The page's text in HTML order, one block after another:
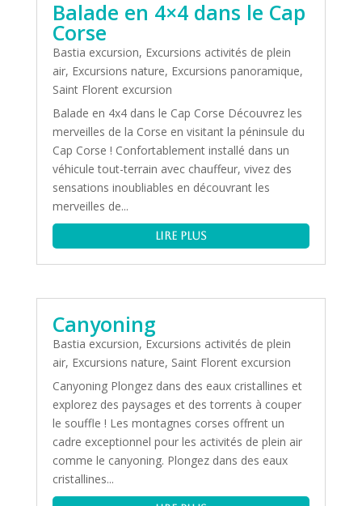
Balade en 4×4 dans le Cap
Corse
Bastia excursion, Excursions activités de plein
air, Excursions nature, Excursions panoramique,
Saint Florent excursion
Balade en 4x4 dans le Cap Corse Découvrez les
merveilles de la Corse en visitant la péninsule du
Cap Corse ! Confortablement installé dans un
véhicule tout-terrain avec chauffeur, vivez des
sensations inoubliables en découvrant les
merveilles de...
lire plus
Canyoning
Bastia excursion, Excursions activités de plein
air, Excursions nature, Saint Florent excursion
Canyoning Plongez dans des eaux cristallines et
explorez des paysages et des torrents à couper
le souffle ! Les montagnes corses offrent un
cadre exceptionnel pour les activités de plein air
comme le canyoning. Plongez dans des eaux
cristallines...